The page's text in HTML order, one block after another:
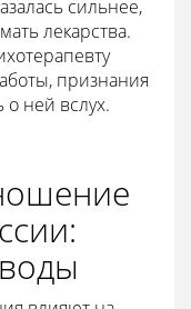
сильнее,
лекарства.
признания
о ней вслух.